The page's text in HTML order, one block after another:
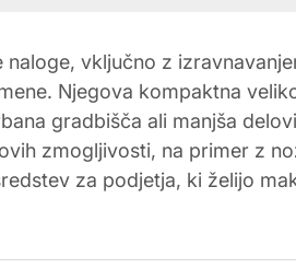
vključno z
Njegova kompaktna
gradbišča ali manjša
zmogljivosti, na primer z
za podjetja, ki želijo